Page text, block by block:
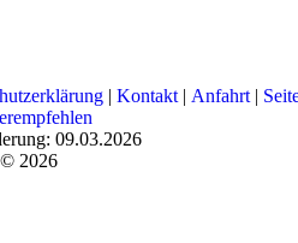
| Kontakt | Anfahrt |
09.03.2026
© 2026